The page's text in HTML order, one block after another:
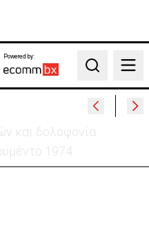
Powered by:
Search
προς Ουκρανία